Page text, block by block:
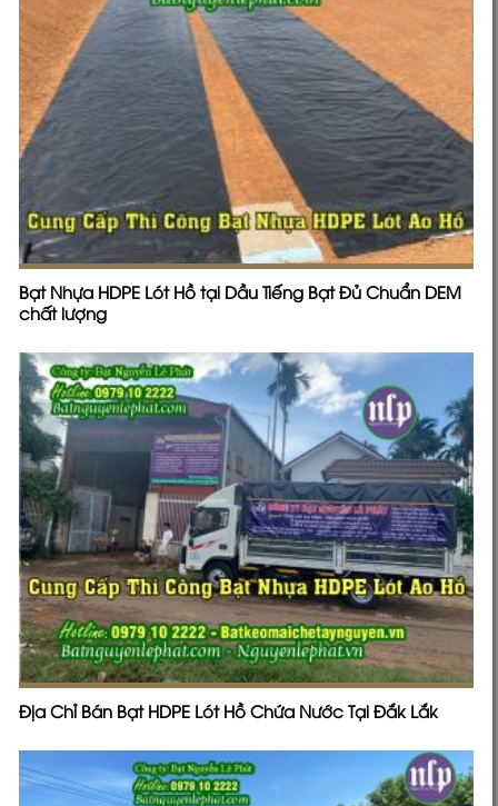
Bạt Nhựa HDPE Lót Hồ tại Dầu Tiếng Bạt Đủ Chuẩn DEM
chất lượng
Địa Chỉ Bán Bạt HDPE Lót Hồ Chứa Nước Tại Đắk Lắk